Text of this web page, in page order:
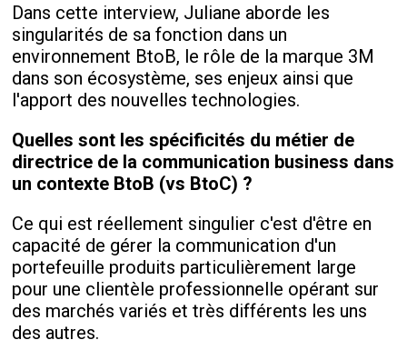
Dans cette interview, Juliane aborde les
singularités de sa fonction dans un
environnement BtoB, le rôle de la marque 3M
dans son écosystème, ses enjeux ainsi que
l'apport des nouvelles technologies.
Quelles sont les spécificités du métier de
directrice de la communication business dans
un contexte BtoB (vs BtoC) ?
Ce qui est réellement singulier c'est d'être en
capacité de gérer la communication d'un
portefeuille produits particulièrement large
pour une clientèle professionnelle opérant sur
des marchés variés et très différents les uns
des autres.